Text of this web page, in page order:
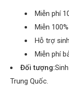
Miễn phí
Miễn
Hỗ trợ
Miễn phí
Đối tượng:
Trung Quốc.